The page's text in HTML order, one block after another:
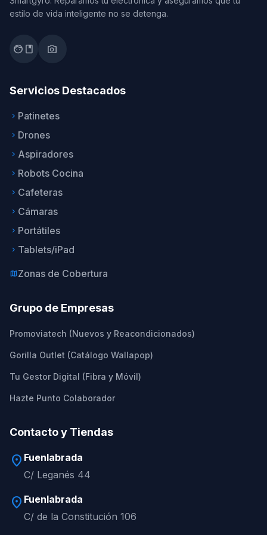
estilo de vida inteligente no se detenga.
facebook photo_camera
Servicios Destacados
keyboard_arrow_right Patinetes
keyboard_arrow_right Drones
keyboard_arrow_right Aspiradores
keyboard_arrow_right Robots Cocina
keyboard_arrow_right Cafeteras
keyboard_arrow_right Cámaras
keyboard_arrow_right Portátiles
keyboard_arrow_right Tablets/iPad
mapZonas de Cobertura
Grupo de Empresas
Promoviatech (Nuevos y Reacondicionados)
Gorilla Outlet (Catálogo Wallapop)
Tu Gestor Digital (Fibra y Móvil)
Hazte Punto Colaborador
Contacto y Tiendas
location_on Fuenlabrada
C/ Leganés 44
location_on Fuenlabrada
C/ de la Constitución 106